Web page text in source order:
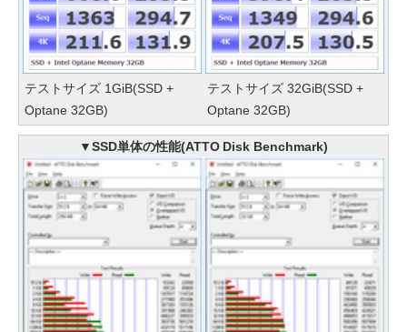
テストサイズ 1GiB(SSD +
Optane 32GB)
テストサイズ 32GiB(SSD +
Optane 32GB)
▼SSD単体の性能(ATTO Disk Benchmark)